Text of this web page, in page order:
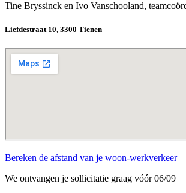
Tine Bryssinck en Ivo Vanschooland,
Liefdestraat 10, 3300 Tienen
Bereken de afstand van je woon-werkverkeer
We ontvangen je sollicitatie graag vóór 06/09